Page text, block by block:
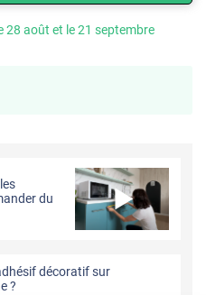
28 août et le 21 septembre
du
décoratif sur
?